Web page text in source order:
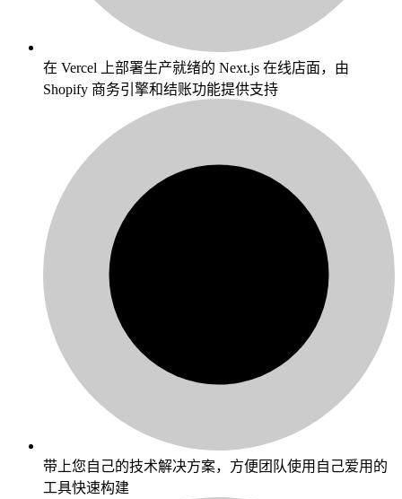
在 Vercel 上部署生产就绪的 Next.js 在线店面，由
Shopify 商务引擎和结账功能提供支持
带上您自己的技术解决方案，方便团队使用自己爱用的
工具快速构建